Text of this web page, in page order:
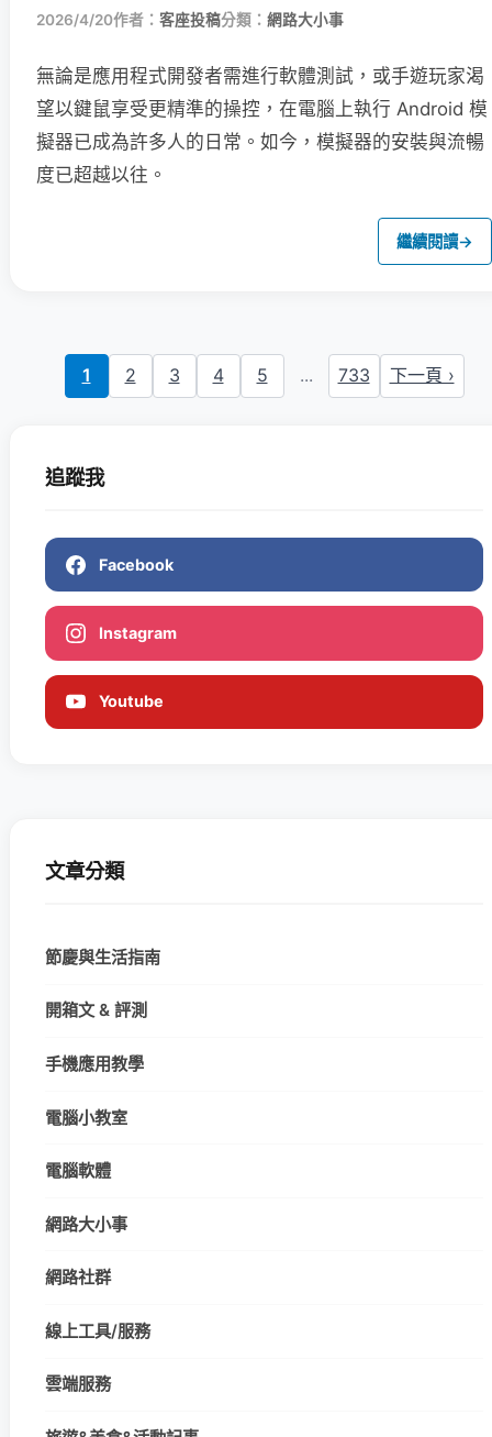
2026/4/20作者： 客座投稿分類： 網路大小事
無論是應用程式開發者需進行軟體測試，或手遊玩家渴
望以鍵鼠享受更精準的操控，在電腦上執行 Android 模
擬器已成為許多人的日常。如今，模擬器的安裝與流暢
度已超越以往。
繼續閱讀→
1 2 3 4 5 ... 733 下一頁 ›
追蹤我
Facebook
Instagram
Youtube
文章分類
節慶與生活指南
開箱文 & 評測
手機應用教學
電腦小教室
電腦軟體
網路大小事
網路社群
線上工具/服務
雲端服務